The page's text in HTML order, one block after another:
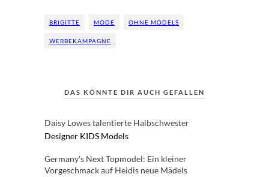
BRIGITTE MODE OHNE MODELS
WERBEKAMPAGNE
DAS KÖNNTE DIR AUCH GEFALLEN
Daisy Lowes talentierte Halbschwester
Designer KIDS Models
Germany's Next Topmodel: Ein kleiner
Vorgeschmack auf Heidis neue Mädels